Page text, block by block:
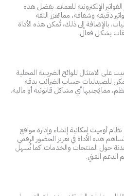
الإلكترونية للعملاء. بفضل هذه
دقيقة وشفافة، مما يُعزز الثقة
بالإضافة إلى ذلك، تُمكن هذه الأداة
بشكل فعال.
على الامتثال للوائح الضريبية المحلية
للصيدليات حساب الضرائب بدقة
مما يُجنبها أي مشاكل قانونية أو مالية.
نظام أوميت إمكانية إنشاء وإدارة مواقع
هذه الأداة في تعزيز الحضور الرقمي
حول المنتجات والخدمات. كما تُسهل
الدعم الفني.